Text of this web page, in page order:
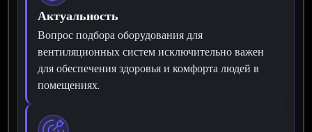
Актуальность
Вопрос подбора оборудования для
вентиляционных систем исключительно важен
для обеспечения здоровья и комфорта людей в
помещениях.